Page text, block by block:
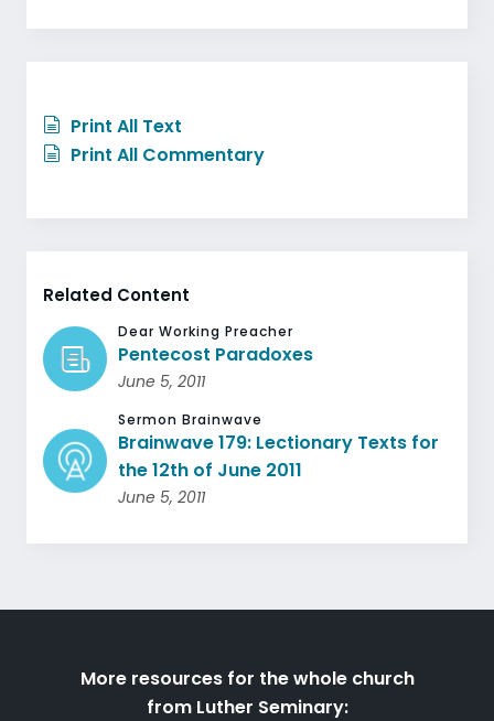
Print All Text
Print All Commentary
Related Content
Dear Working Preacher
Pentecost Paradoxes
June 5, 2011
Sermon Brainwave
Brainwave 179: Lectionary Texts for
the 12th of June 2011
June 5, 2011
More resources for the whole church
from Luther Seminary: